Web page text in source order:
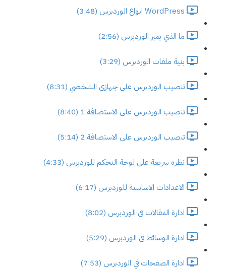
WordPress انواع الوردبرس (3:48)
ما الذي يميز الوردبرس (2:56)
بنية ملفات الوردبرس (3:29)
تنصيب الوردبرس على جهازي الشخصي (8:31)
تنصيب الوردبرس على الاستضافة 1 (8:40)
تنصيب الوردبرس على الاستضافة 2 (5:14)
نظره سريعة على لوحة التحكم للوردبرس (4:33)
الاعدادات الاساسية للوردبرس (6:17)
ادارة المقالات في الوردبرس (8:02)
ادارة الوسائط في الوردبرس (5:29)
ادارة الصفحات في الوردبرس (7:53)